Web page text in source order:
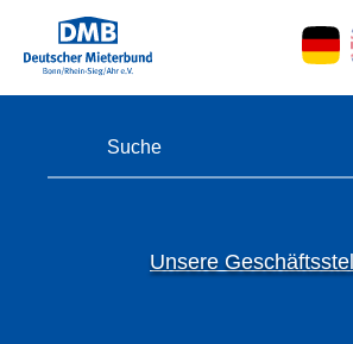
Unsere